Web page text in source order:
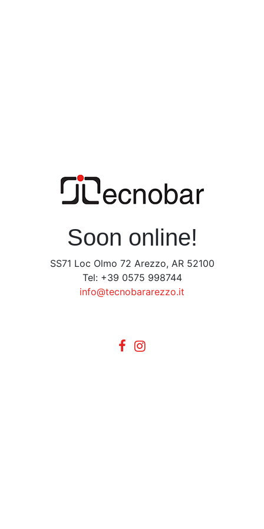
Soon online!
SS71 Loc Olmo 72 Arezzo, AR 52100
Tel: +39 0575 998744
info@tecnobararezzo.it